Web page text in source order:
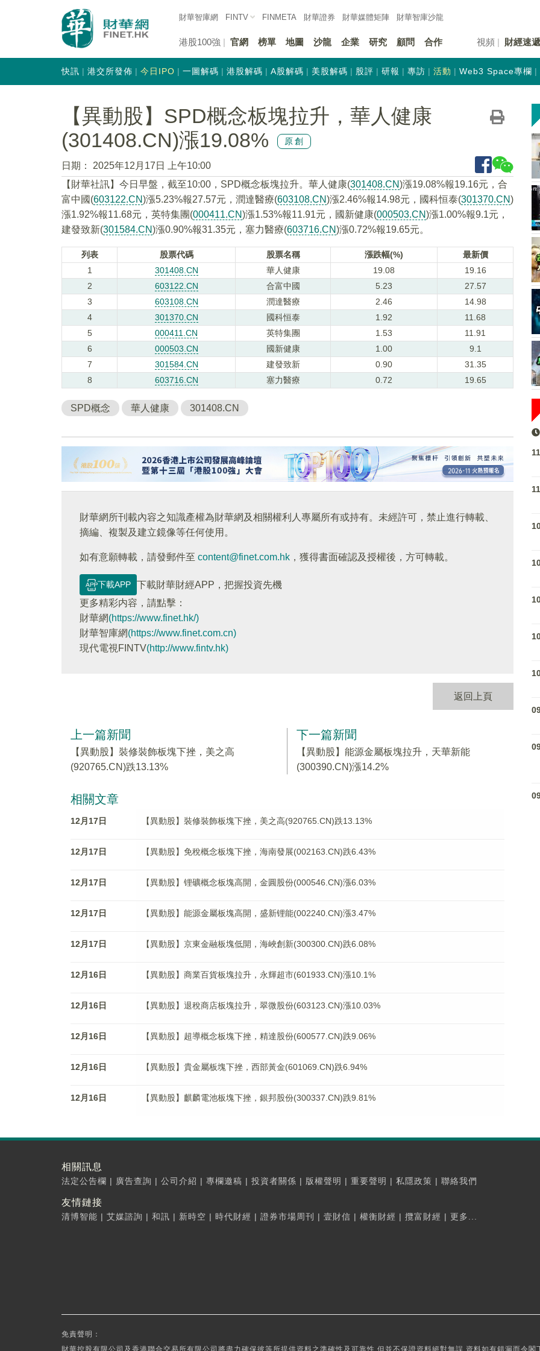
財華智庫網 FINTV FINMETA 財華證券 財華媒體矩陣 財華智庫沙龍
港股100強 官網 榜單 地圖 沙龍 企業 研究 顧問 合作 視頻 財經速遞
快訊 港交所發佈 今日IPO 一圖解碼 港股解碼 A股解碼 美股解碼 股評 研報 專訪 活動 Web3 Space專欄
【異動股】SPD概念板塊拉升，華人健康
(301408.CN)漲19.08%
原創
日期：
2025年12月17日 上午10:00
【財華社訊】今日早盤，截至10:00，SPD概念板塊拉升。華人健康(301408.CN)漲19.08%報19.16元，合
富中國(603122.CN)漲5.23%報27.57元，潤達醫療(603108.CN)漲2.46%報14.98元，國科恒泰(301370.CN)
漲1.92%報11.68元，英特集團(000411.CN)漲1.53%報11.91元，國新健康(000503.CN)漲1.00%報9.1元，
建發致新(301584.CN)漲0.90%報31.35元，塞力醫療(603716.CN)漲0.72%報19.65元。
列表 股票代碼 股票名稱 漲跌幅(%)
最新價
1
301408.CN 華人健康 19.08
19.16
2
603122.CN 合富中國 5.23
27.57
3
603108.CN 潤達醫療 2.46
14.98
4
301370.CN 國科恒泰 1.92
11.68
5
000411.CN 英特集團 1.53
11.91
6
000503.CN 國新健康 1.00
9.1
7
301584.CN 建發致新 0.90
31.35
8
603716.CN 塞力醫療 0.72 19.65
SPD概念 華人健康 301408.CN
財華網所刊載內容之知識產權為財華網及相關權利人專屬所有或持有。未經許可，禁止進行轉載、
摘編、複製及建立鏡像等任何使用。
如有意願轉載，請發郵件至 content@finet.com.hk ，獲得書面確認及授權後，方可轉載。
下載APP
下載財華財經APP，把握投資先機
更多精彩内容，請點擊：
財華網(https://www.finet.hk/)
財華智庫網(https://www.finet.com.cn)
現代電視FINTV(http://www.fintv.hk)
返回上頁
上一篇新聞
【異動股】裝修裝飾板塊下挫，美之高
(920765.CN)跌13.13%
下一篇新聞
【異動股】能源金屬板塊拉升，天華新能
(300390.CN)漲14.2%
相關文章
12月17日 【異動股】裝修裝飾板塊下挫，美之高(920765.CN)跌13.13%
12月17日 【異動股】免稅概念板塊下挫，海南發展(002163.CN)跌6.43%
12月17日 【異動股】锂礦概念板塊高開，金圓股份(000546.CN)漲6.03%
12月17日 【異動股】能源金屬板塊高開，盛新锂能(002240.CN)漲3.47%
12月17日 【異動股】京東金融板塊低開，海峽創新(300300.CN)跌6.08%
12月16日 【異動股】商業百貨板塊拉升，永輝超市(601933.CN)漲10.1%
12月16日 【異動股】退稅商店板塊拉升，翠微股份(603123.CN)漲10.03%
12月16日 【異動股】超導概念板塊下挫，精達股份(600577.CN)跌9.06%
12月16日 【異動股】貴金屬板塊下挫，西部黃金(601069.CN)跌6.94%
12月16日 【異動股】麒麟電池板塊下挫，銀邦股份(300337.CN)跌9.81%
相關訊息
法定公告欄 | 廣告查詢 | 公司介紹 | 專欄邀稿 | 投資者關係 | 版權聲明 | 重要聲明 | 私隱政策 | 聯絡我們
友情鏈接
清博智能 | 艾媒諮詢 | 和訊 | 新時空 | 時代財經 | 證券市場周刊 | 壹財信 | 權衡財經 | 攬富財經 | 更多...
免責聲明：